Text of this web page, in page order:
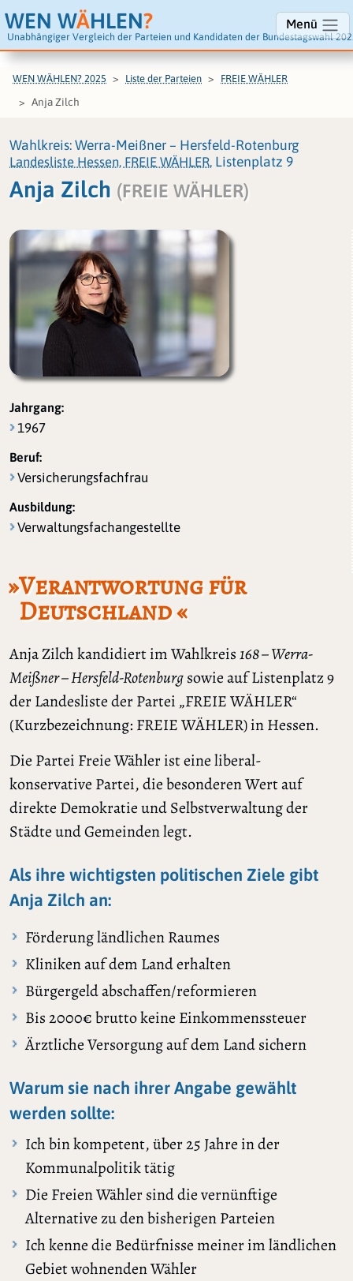
WEN WÄHLEN?
Unabhängiger Vergleich der Parteien und Kandidaten der Bundestagswahl
Menü
WEN WÄHLEN? 2025 Liste der Parteien FREIE WÄHLER
Anja Zilch
Wahlkreis: Werra-Meißner – Hersfeld-Rotenburg
Landesliste Hessen, FREIE WÄHLER, Listenplatz 9
Anja Zilch (FREIE WÄHLER)
Jahrgang:
1967
Beruf:
Versicherungsfachfrau
Ausbildung:
Verwaltungsfachangestellte
»Verantwortung für
Deutschland «
Anja Zilch kandidiert im Wahlkreis168 – Werra-
Meißner – Hersfeld-Rotenburgsowie auf Listenplatz 9
der Landesliste der Partei „FREIE WÄHLER“
(Kurzbezeichnung: FREIE WÄHLER) in Hessen.
Die Partei Freie Wähler ist eine liberal-
konservative Partei, die besonderen Wert auf
direkte Demokratie und Selbstverwaltung der
Städte und Gemeinden legt.
Als ihre wichtigsten politischen Ziele gibt
Anja Zilch an:
Förderung ländlichen Raumes
Kliniken auf dem Land erhalten
Bürgergeld abschaffen/reformieren
Bis 2000€ brutto keine Einkommenssteuer
Ärztliche Versorgung auf dem Land sichern
Warum sie nach ihrer Angabe gewählt
werden sollte:
Ich bin kompetent, über 25 Jahre in der
Kommunalpolitik tätig
Die Freien Wähler sind die vernünftige
Alternative zu den bisherigen Parteien
Ich kenne die Bedürfnisse meiner im ländlichen
Gebiet wohnenden Wähler